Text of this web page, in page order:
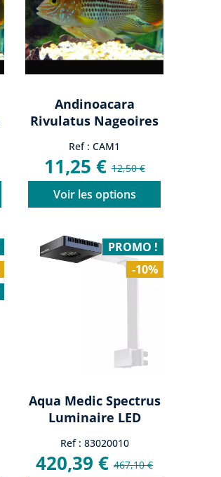
Andinoacara
Rivulatus Nageoires
Ref : CAM1
11,25 €12,50 €
Voir les options
Aqua Medic Spectrus
Luminaire LED
Ref : 83020010
420,39 €467,10 €
PROMO !
-10%